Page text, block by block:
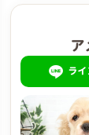
ラ